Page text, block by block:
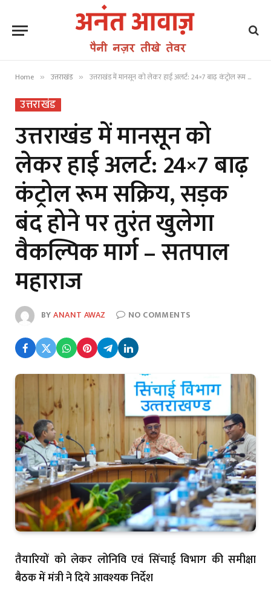
Home » उत्तराखंड » उत्तराखंड में मानसून को लेकर हाई अलर्ट: 24×7 बाढ़ कंट्रोल रूम सक्रिय, सड़क बंद होने पर तुरंत खुलेगा वैकल्पिक मार्ग – सतपाल महाराज
उत्तराखंड
उत्तराखंड में मानसून को
लेकर हाई अलर्ट: 24×7 बाढ़
कंट्रोल रूम सक्रिय, सड़क
बंद होने पर तुरंत खुलेगा
वैकल्पिक मार्ग – सतपाल
महाराज
BYANANT AWAZ NO COMMENTS
तैयारियों को लेकर लोनिवि एवं सिंचाई विभाग की समीक्षा
बैठक में मंत्री ने दिये आवश्यक निर्देश